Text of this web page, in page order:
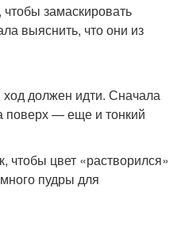
замаскировать
выяснить, что они из
ход должен идти. Сначала
поверх — еще и тонкий
чтобы цвет «растворился»
пудры для